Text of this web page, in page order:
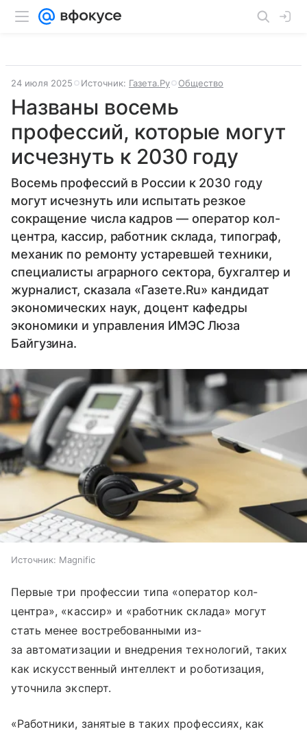
24 июля 2025 Источник: Газета.Ру Общество
Названы восемь
профессий, которые могут
исчезнуть к 2030 году
Восемь профессий в России к 2030 году
могут исчезнуть или испытать резкое
сокращение числа кадров — оператор кол-
центра, кассир, работник склада, типограф,
механик по ремонту устаревшей техники,
специалисты аграрного сектора, бухгалтер и
журналист, сказала «Газете.Ru» кандидат
экономических наук, доцент кафедры
экономики и управления ИМЭС Люза
Байгузина.
Источник: Magnific
Первые три профессии типа «оператор кол-
центра», «кассир» и «работник склада» могут
стать менее востребованными из-
за автоматизации и внедрения технологий, таких
как искусственный интеллект и роботизация,
уточнила эксперт.
«Работники, занятые в таких профессиях, как